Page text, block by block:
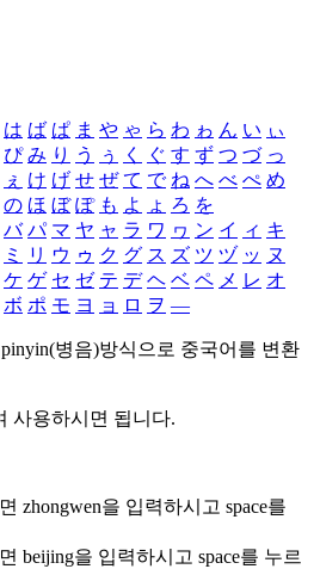
は ば ぱ ま や ゃ ら わ ゎ ん い ぃ
ぴ み り う ぅ く ぐ す ず つ づ っ
ぇ け げ せ ぜ て で ね へ べ ぺ め
の ほ ぼ ぽ も よ ょ ろ を
バ パ マ ヤ ャ ラ ワ ヮ ン イ ィ キ
ミ リ ウ ゥ ク グ ス ズ ツ ヅ ッ ヌ
ケ ゲ セ ゼ テ デ ヘ ベ ペ メ レ オ
ボ ポ モ ヨ ョ ロ ヲ ―
병음)방식으로 중국어를 변환
사용하시면 됩니다.
zhongwen을 입력하시고 space를
beijing을 입력하시고 space를 누르